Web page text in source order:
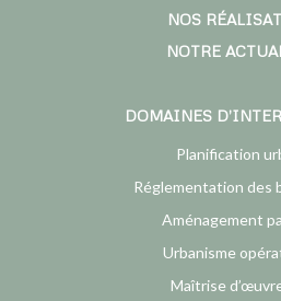
NOS
NOTRE
DOMAINES
Planification
Réglementation des
Aménagement
Urbanisme
Maîtrise